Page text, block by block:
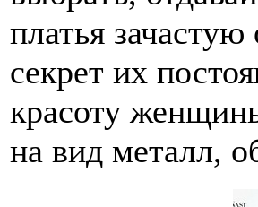
платья
секрет их
красоту
на вид металл,